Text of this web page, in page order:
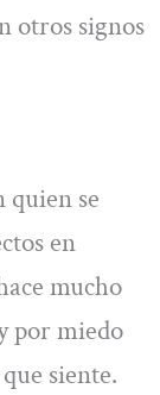
otros signos
quien se
en
mucho
por miedo
siente.